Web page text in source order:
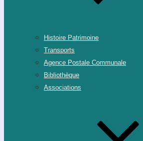
Histoire Patrimoine
Transports
Agence Postale Communale
Bibliothèque
Associations